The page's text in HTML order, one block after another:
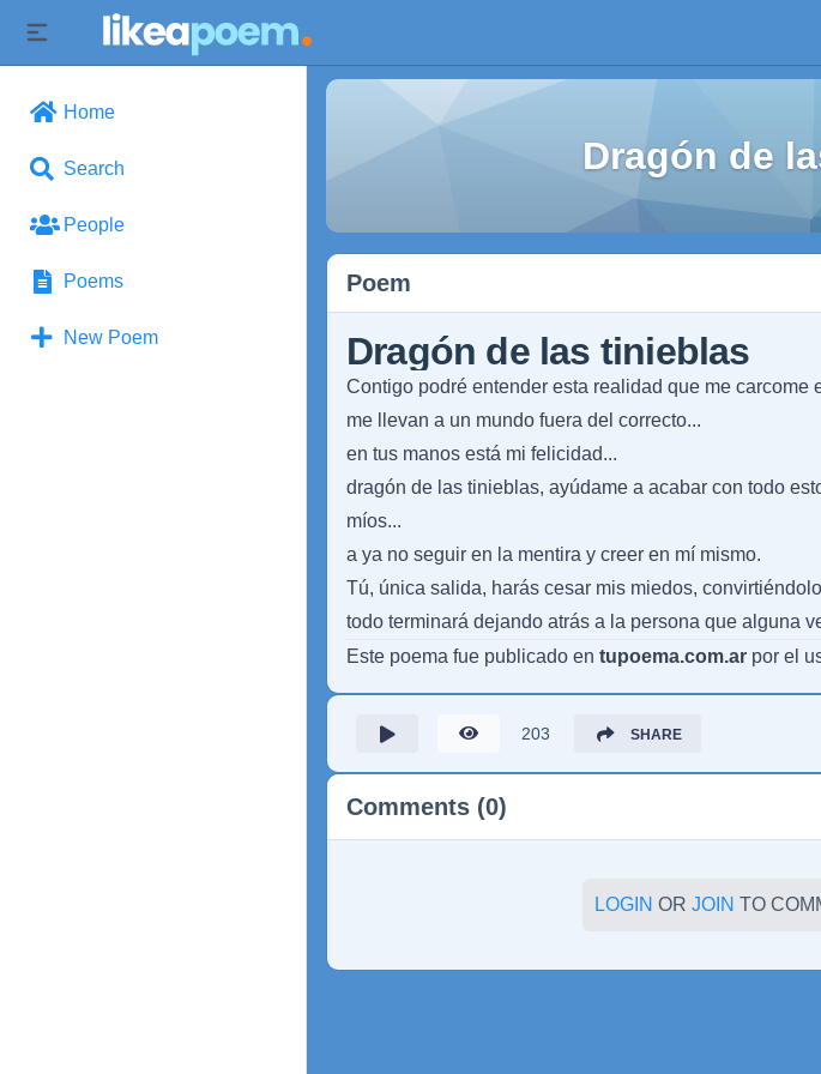
Home
Search
People
Poems
New Poem
Dragón de
Poem
Dragón de las tinieblas
Contigo podré entender esta realidad que me carcome
me llevan a un mundo fuera del correcto...
en tus manos está mi felicidad...
dragón de las tinieblas, ayúdame a acabar con todo
míos...
a ya no seguir en la mentira y creer en mí mismo.
Tú, única salida, harás cesar mis miedos,
todo terminará dejando atrás a la persona que alguna
Este poema fue publicado en tupoema.com.ar por el
203 SHARE
Comments (0)
LOGIN OR JOIN TO